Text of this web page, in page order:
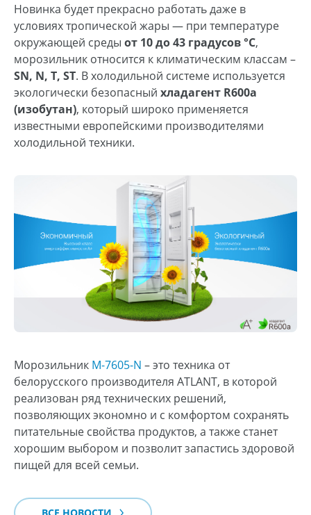
Новинка будет прекрасно работать даже в
условиях тропической жары — при температуре
окружающей среды от 10 до 43 градусов °С,
морозильник относится к климатическим классам –
SN, N, T, ST. В холодильной системе используется
экологически безопасный хладагент R600а
(изобутан), который широко применяется
известными европейскими производителями
холодильной техники.
Морозильник М-7605-N – это техника от
белорусского производителя ATLANT, в которой
реализован ряд технических решений,
позволяющих экономно и с комфортом сохранять
питательные свойства продуктов, а также станет
хорошим выбором и позволит запастись здоровой
пищей для всей семьи.